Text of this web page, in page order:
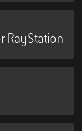
RayStation